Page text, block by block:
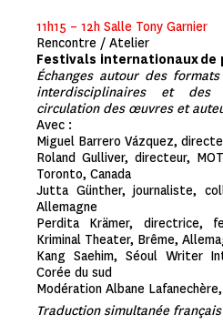
11h15 – 12h Salle Tony Garnier
Rencontre / Atelier
Festivals internationaux de
Échanges autour des
interdisciplinaires et des
circulation des œuvres et
Avec :
Miguel Barrero Vázquez,
Roland Gulliver, directeur,
Toronto, Canada
Jutta Günther, journaliste,
Allemagne
Perdita Krämer, directrice,
Kriminal Theater, Brême,
Kang Saehim, Séoul Writer
Corée du sud
Modération Albane
Traduction simultanée